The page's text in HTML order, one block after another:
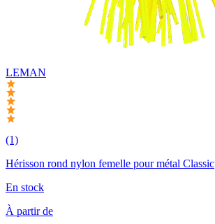
LEMAN
(1)
Hérisson rond nylon femelle pour métal Classic
En stock
À partir de